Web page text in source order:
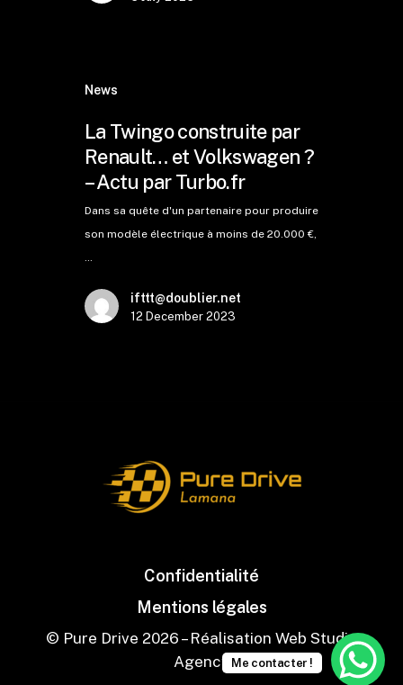
News
La Twingo construite par
Renault… et Volkswagen ?
– Actu par Turbo.fr
Dans sa quête d'un partenaire pour produire
son modèle électrique à moins de 20.000 €,
…
ifttt@doublier.net
12 December 2023
Confidentialité
Mentions légales
© Pure Drive 2026 – Réalisation Web Studio
Agency
Me contacter !